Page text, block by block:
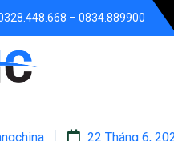
– 0834.889900
22 Tháng 6,